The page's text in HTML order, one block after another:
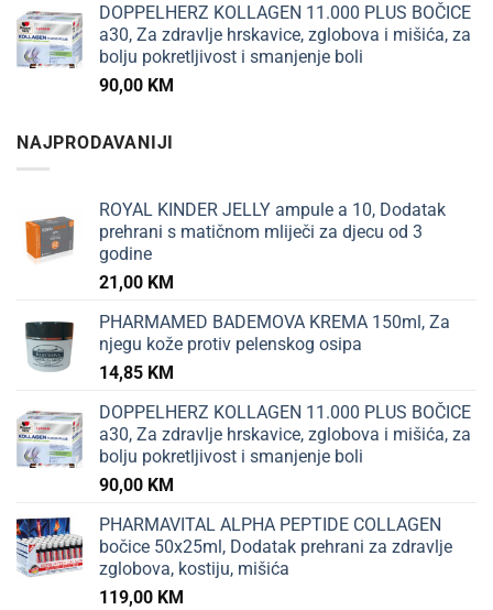
DOPPELHERZ KOLLAGEN 11.000 PLUS BOČICE
a30, Za zdravlje hrskavice, zglobova i mišića, za
bolju pokretljivost i smanjenje boli
90,00 KM
NAJPRODAVANIJI
ROYAL KINDER JELLY ampule a 10, Dodatak
prehrani s matičnom mliječi za djecu od 3
godine
21,00 KM
PHARMAMED BADEMOVA KREMA 150ml, Za
njegu kože protiv pelenskog osipa
14,85 KM
DOPPELHERZ KOLLAGEN 11.000 PLUS BOČICE
a30, Za zdravlje hrskavice, zglobova i mišića, za
bolju pokretljivost i smanjenje boli
90,00 KM
PHARMAVITAL ALPHA PEPTIDE COLLAGEN
bočice 50x25ml, Dodatak prehrani za zdravlje
zglobova, kostiju, mišića
119,00 KM